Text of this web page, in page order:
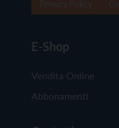
E-Shop
Vendita Online
Abbonamenti